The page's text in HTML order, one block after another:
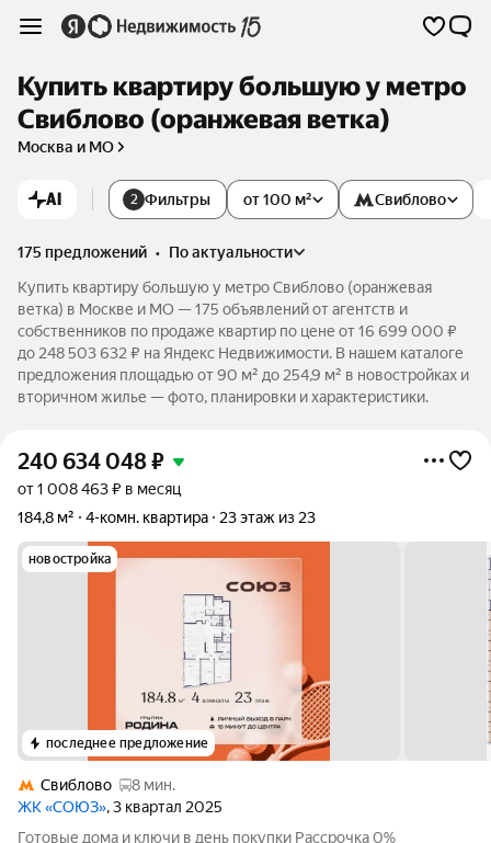
Купить квартиру большую у метро
Свиблово (оранжевая ветка)
Москва и МО
AI 2 Фильтры от 100 м² Свиблово
175 предложений •
по актуальности
Купить квартиру большую у метро Свиблово (оранжевая
ветка) в Москве и МО — 175 объявлений от агентств и
собственников по продаже квартир по цене от 16 699 000 ₽
до 248 503 632 ₽ на Яндекс Недвижимости. В нашем каталоге
предложения площадью от 90 м² до 254,9 м² в новостройках и
вторичном жилье — фото, планировки и характеристики.
240 634 048₽
от 1 008 463 ₽ в месяц
184,8 м²
4-комн. квартира 23 этаж из 23
новостройка
последнее предложение
Свиблово
8 мин.
ЖК «СОЮЗ», 3 квартал 2025
Готовые дома и ключи в день покупки Рассрочка 0%